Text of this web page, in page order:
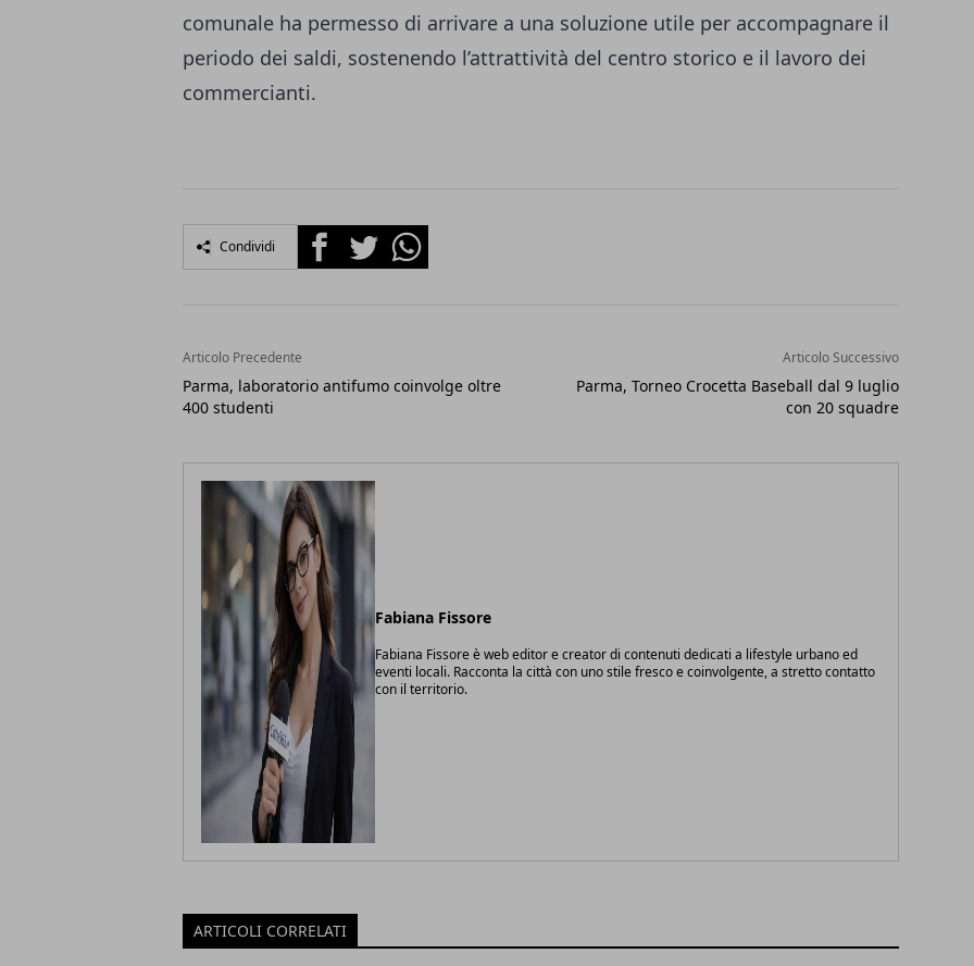
comunale ha permesso di arrivare a una soluzione utile per accompagnare il
periodo dei saldi, sostenendo l’attrattività del centro storico e il lavoro dei
commercianti.
Condividi FacebookTwitterWhatsapp
Articolo Precedente
Parma, laboratorio antifumo coinvolge oltre
400 studenti
Articolo Successivo
Parma, Torneo Crocetta Baseball dal 9 luglio
con 20 squadre
Fabiana Fissore
Fabiana Fissore è web editor e creator di contenuti dedicati a lifestyle urbano ed
eventi locali. Racconta la città con uno stile fresco e coinvolgente, a stretto contatto
con il territorio.
ARTICOLI CORRELATI